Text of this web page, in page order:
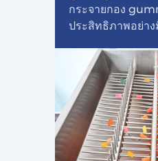
กระจายกอง
ประสิทธิภาพอย่า